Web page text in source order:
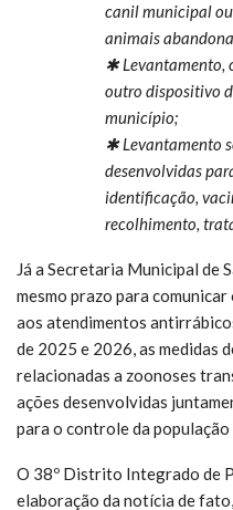
canil municipal
animais
✱ Levantamento,
outro dispositivo
município;
✱ Levantamento
desenvolvidas
identificação,
recolhimento,
Já a Secretaria Municipal de
mesmo prazo para
aos atendimentos
de 2025 e 2026, as medidas
relacionadas a zoonoses
ações desenvolvidas
para o controle da
O 38º Distrito Integrado de
elaboração da notícia de